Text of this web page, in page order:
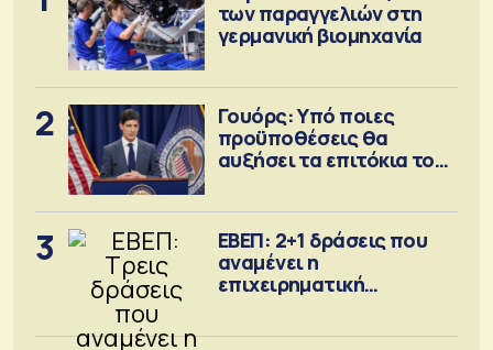
των παραγγελιών στη
γερμανική βιομηχανία
2
Γουόρς: Υπό ποιες
προϋποθέσεις θα
αυξήσει τα επιτόκια τον
3
ΕΒΕΠ: 2+1 δράσεις που
αναμένει η
επιχειρηματική